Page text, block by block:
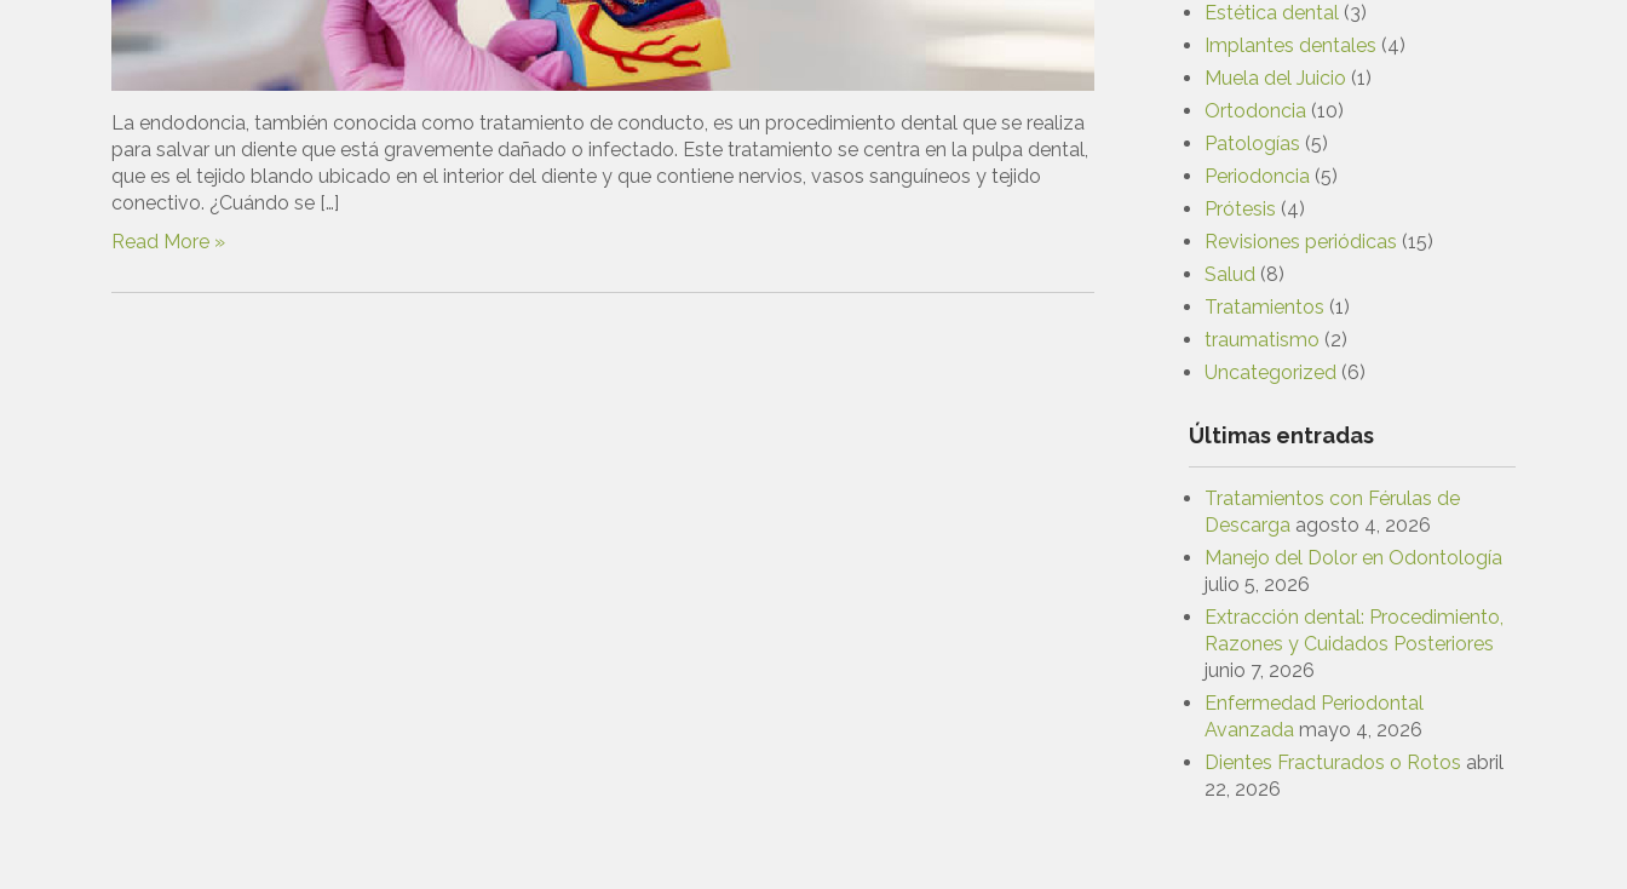
La endodoncia, también conocida como tratamiento de conducto, es un procedimiento dental que se realiza
para salvar un diente que está gravemente dañado o infectado. Este tratamiento se centra en la pulpa dental,
que es el tejido blando ubicado en el interior del diente y que contiene nervios, vasos sanguíneos y tejido
conectivo. ¿Cuándo se […]
Read More »
Estética dental (3)
Implantes dentales (4)
Muela del Juicio (1)
Ortodoncia (10)
Patologías (5)
Periodoncia (5)
Prótesis (4)
Revisiones periódicas (15)
Salud (8)
Tratamientos (1)
traumatismo (2)
Uncategorized (6)
Últimas entradas
Tratamientos con Férulas de
Descarga agosto 4, 2026
Manejo del Dolor en Odontología
julio 5, 2026
Extracción dental: Procedimiento,
Razones y Cuidados Posteriores
junio 7, 2026
Enfermedad Periodontal
Avanzada mayo 4, 2026
Dientes Fracturados o Rotos abril
22, 2026